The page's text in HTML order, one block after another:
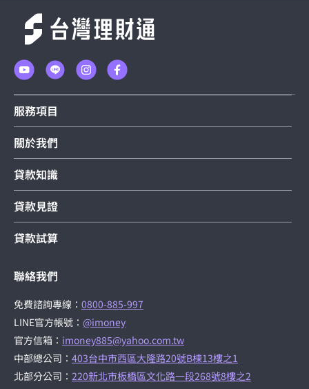
服務項目
關於我們
貸款知識
貸款見證
貸款試算
聯絡我們
免費諮詢專線： 0800-885-997
LINE官方帳號： @imoney
官方信箱： imoney885@yahoo.com.tw
中部總公司： 403台中市西區大隆路20號B棟13樓之1
北部分公司： 220新北市板橋區文化路一段268號8樓之2